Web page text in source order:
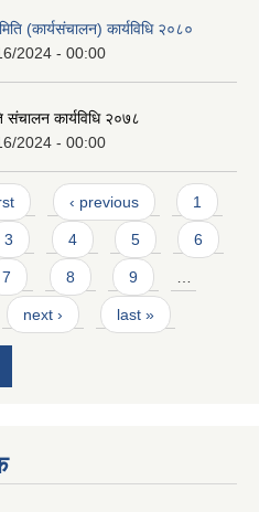
(कार्यसंचालन) कार्यविधि २०८०
2024 - 00:00
संचालन कार्यविधि २०७८
2024 - 00:00
‹ previous 1
3 4 5 6
7 8 9 …
next › last »